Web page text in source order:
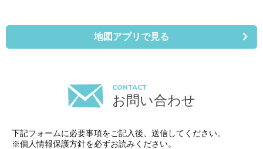
地図アプリで見る
CONTACT
お問い合わせ
下記フォームに必要事項をご記入後、送信してください。
※個人情報保護方針を必ずお読みください。